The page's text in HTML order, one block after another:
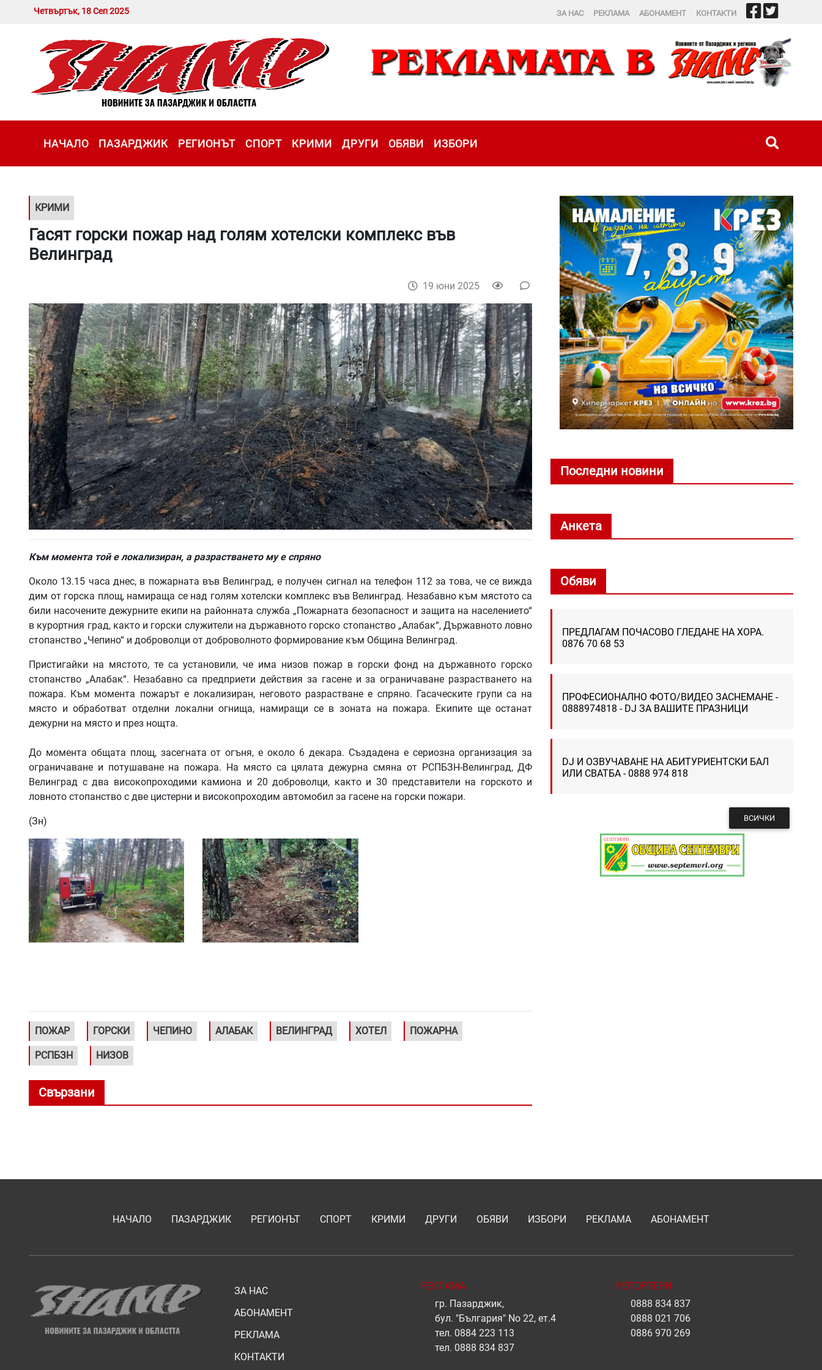
Четвъртък, 18 Сеп 2025 ЗА НАС РЕКЛАМА АБОНАМЕНТ КОНТАКТИ
НАЧАЛО ПАЗАРДЖИК РЕГИОНЪТ СПОРТ КРИМИ ДРУГИ ОБЯВИ ИЗБОРИ
КРИМИ
Гасят горски пожар над голям хотелски комплекс във
Велинград
19 юни 2025
Към момента той е локализиран, а разрастването му е спряно
Около 13.15 часа днес, в пожарната във Велинград, е получен сигнал на телефон 112 за това, че се вижда
дим от горска площ, намираща се над голям хотелски комплекс във Велинград. Незабавно към мястото са
били насочените дежурните екипи на районната служба „Пожарната безопасност и защита на населението“
в курортния град, както и горски служители на държавното горско стопанство „Алабак“, Държавното ловно
стопанство „Чепино“ и доброволци от доброволното формирование към Община Велинград.
Пристигайки на мястото, те са установили, че има низов пожар в горски фонд на държавното горско
стопанство „Алабак“. Незабавно са предприети действия за гасене и за ограничаване разрастването на
пожара. Към момента пожарът е локализиран, неговото разрастване е спряно. Гасаческите групи са на
място и обработват отделни локални огнища, намиращи се в зоната на пожара. Екипите ще останат
дежурни на място и през нощта.
До момента общата площ, засегната от огъня, е около 6 декара. Създадена е сериозна организация за
ограничаване и потушаване на пожара. На място са цялата дежурна смяна от РСПБЗН-Велинград, ДФ
Велинград с два високопроходими камиона и 20 доброволци, както и 30 представители на горското и
ловното стопанство с две цистерни и високопроходим автомобил за гасене на горски пожари.
(Зн)
ПОЖАР ГОРСКИ ЧЕПИНО АЛАБАК ВЕЛИНГРАД ХОТЕЛ ПОЖАРНА
РСПБЗН НИЗОВ
Свързани
Последни новини
Анкета
Обяви
ПРЕДЛАГАМ ПОЧАСОВО ГЛЕДАНЕ НА ХОРА.
0876 70 68 53
ПРОФЕСИОНАЛНО ФОТО/ВИДЕО ЗАСНЕМАНЕ -
0888974818 - DJ ЗА ВАШИТЕ ПРАЗНИЦИ
DJ И ОЗВУЧАВАНЕ НА АБИТУРИЕНТСКИ БАЛ
ИЛИ СВАТБА - 0888 974 818
ВСИЧКИ
НАЧАЛО ПАЗАРДЖИК РЕГИОНЪТ СПОРТ КРИМИ ДРУГИ ОБЯВИ ИЗБОРИ РЕКЛАМА АБОНАМЕНТ
ЗА НАС
АБОНАМЕНТ
РЕКЛАМА
КОНТАКТИ
РЕКЛАМА
гр. Пазарджик,
бул. "България" No 22, ет.4
тел. 0884 223 113
тел. 0888 834 837
РЕПОРТЕРИ
0888 834 837
0888 021 706
0886 970 269